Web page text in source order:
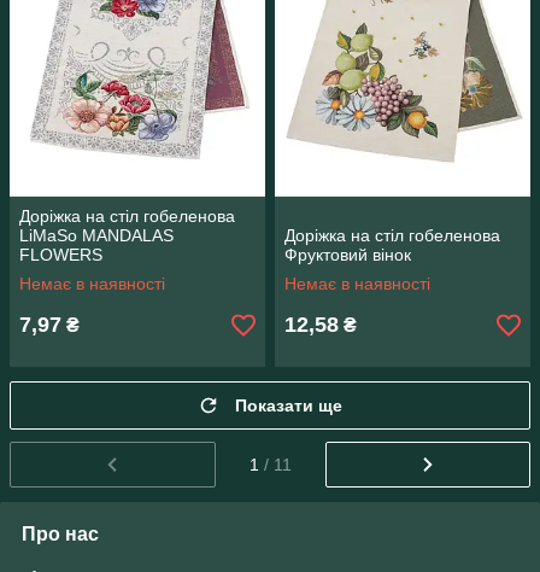
Доріжка на стіл гобеленова
LiMaSo MANDALAS
FLOWERS
Немає в наявності
7,97 ₴
Доріжка на стіл гобеленова
Фруктовий вінок
Немає в наявності
12,58 ₴
Показати ще
1 / 11
Про нас